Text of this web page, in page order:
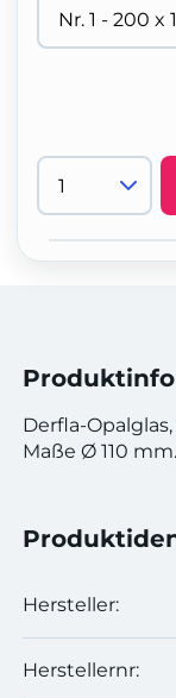
Derfla-
Maße Ø 110
Hersteller:
Herstellernr: